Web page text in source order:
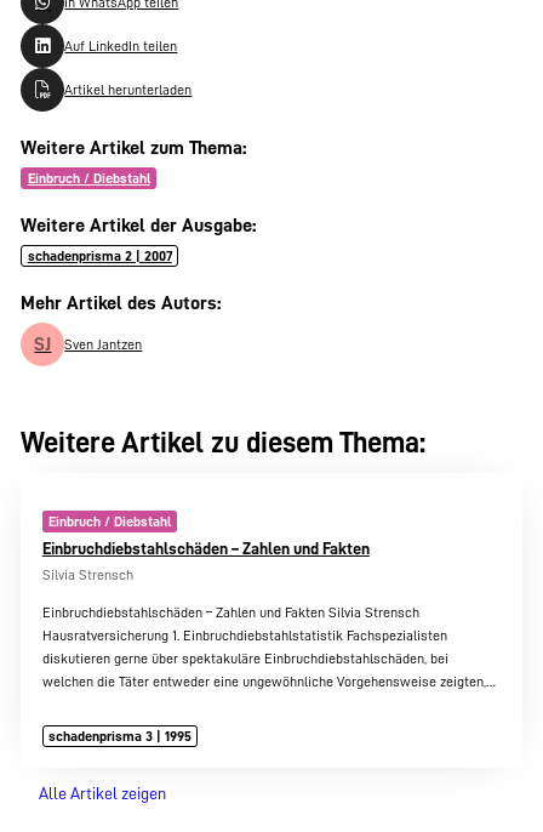
Auf LinkedIn teilen
Artikel herunterladen
Weitere Artikel zum Thema:
Einbruch / Diebstahl
Weitere Artikel der Ausgabe:
schadenprisma 2 | 2007
Mehr Artikel des Autors:
SJ Sven Jantzen
Weitere Artikel zu diesem Thema:
Einbruch / Diebstahl
Einbruchdiebstahlschäden – Zahlen und Fakten
Silvia Strensch
Einbruchdiebstahlschäden – Zahlen und Fakten Silvia Strensch
Hausratversicherung 1. Einbruchdiebstahlstatistik Fachspezialisten
diskutieren gerne über spektakuläre Einbruchdiebstahlschäden, bei
welchen die Täter entweder eine ungewöhnliche Vorgehensweise zeigten,…
schadenprisma 3 | 1995
Alle Artikel zeigen